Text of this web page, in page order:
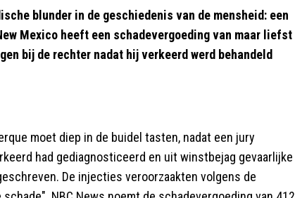
blunder in de geschiedenis van de mensheid: een
Mexico heeft een schadevergoeding van maar liefst
bij de rechter nadat hij verkeerd werd behandeld
moet diep in de buidel tasten, nadat een jury
had gediagnosticeerd en uit winstbejag gevaarlijke
De injecties veroorzaakten volgens de